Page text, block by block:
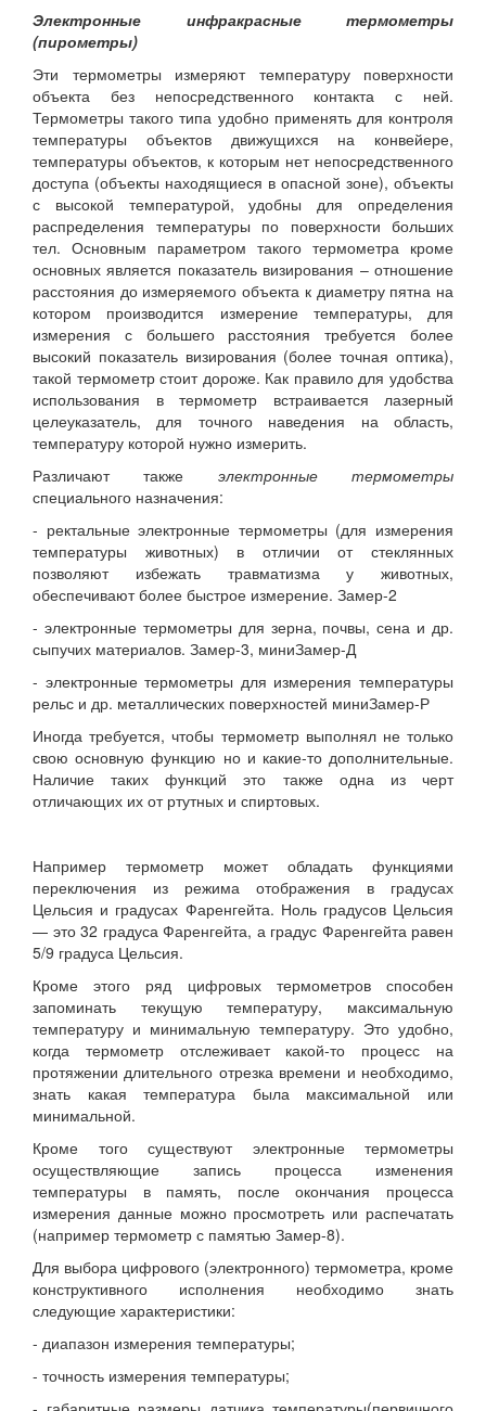
Электронные инфракрасные термометры
(пирометры)
Эти термометры измеряют температуру поверхности
объекта без непосредственного контакта с ней.
Термометры такого типа удобно применять для контроля
температуры объектов движущихся на конвейере,
температуры объектов, к которым нет непосредственного
доступа (объекты находящиеся в опасной зоне), объекты
с высокой температурой, удобны для определения
распределения температуры по поверхности больших
тел. Основным параметром такого термометра кроме
основных является показатель визирования – отношение
расстояния до измеряемого объекта к диаметру пятна на
котором производится измерение температуры, для
измерения с большего расстояния требуется более
высокий показатель визирования (более точная оптика),
такой термометр стоит дороже. Как правило для удобства
использования в термометр встраивается лазерный
целеуказатель, для точного наведения на область,
температуру которой нужно измерить.
Различают также электронные термометры
специального назначения:
- ректальные электронные термометры (для измерения
температуры животных) в отличии от стеклянных
позволяют избежать травматизма у животных,
обеспечивают более быстрое измерение. Замер-2
- электронные термометры для зерна, почвы, сена и др.
сыпучих материалов. Замер-3, миниЗамер-Д
- электронные термометры для измерения температуры
рельс и др. металлических поверхностей миниЗамер-Р
Иногда требуется, чтобы термометр выполнял не только
свою основную функцию но и какие-то дополнительные.
Наличие таких функций это также одна из черт
отличающих их от ртутных и спиртовых.
Например термометр может обладать функциями
переключения из режима отображения в градусах
Цельсия и градусах Фаренгейта. Ноль градусов Цельсия
— это 32 градуса Фаренгейта, а градус Фаренгейта равен
5/9 градуса Цельсия.
Кроме этого ряд цифровых термометров способен
запоминать текущую температуру, максимальную
температуру и минимальную температуру. Это удобно,
когда термометр отслеживает какой-то процесс на
протяжении длительного отрезка времени и необходимо,
знать какая температура была максимальной или
минимальной.
Кроме того существуют электронные термометры
осуществляющие запись процесса изменения
температуры в память, после окончания процесса
измерения данные можно просмотреть или распечатать
(например термометр с памятью Замер-8).
Для выбора цифрового (электронного) термометра, кроме
конструктивного исполнения необходимо знать
следующие характеристики:
- диапазон измерения температуры;
- точность измерения температуры;